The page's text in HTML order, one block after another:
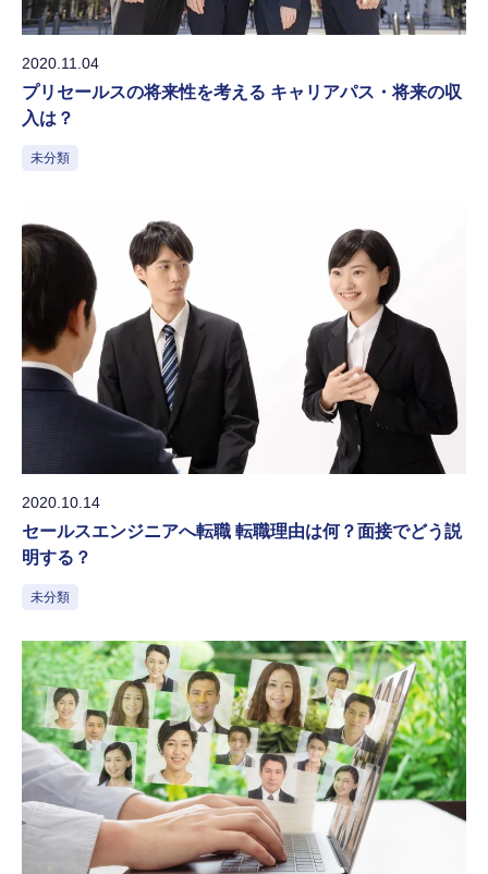
2020.11.04
プリセールスの将来性を考える キャリアパス・将来の収
入は？
未分類
2020.10.14
セールスエンジニアへ転職 転職理由は何？面接でどう説
明する？
未分類